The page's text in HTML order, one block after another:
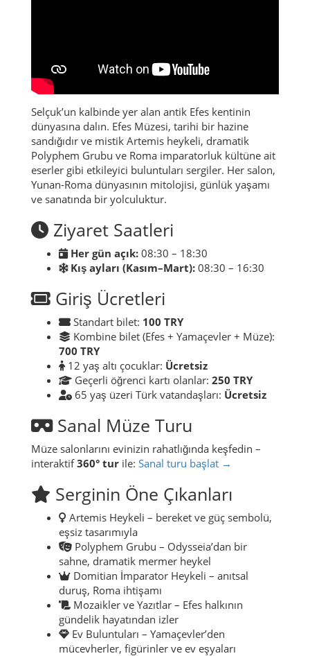
Selçuk’un kalbinde yer alan antik Efes kentinin
dünyasına dalın. Efes Müzesi, tarihi bir hazine
sandığıdır ve mistik Artemis heykeli, dramatik
Polyphem Grubu ve Roma imparatorluk kültüne ait
eserler gibi etkileyici buluntuları sergiler. Her salon,
Yunan-Roma dünyasının mitolojisi, günlük yaşamı
ve sanatında bir yolculuktur.
Ziyaret Saatleri
Her gün açık: 08:30 – 18:30
Kış ayları (Kasım–Mart): 08:30 – 16:30
Giriş Ücretleri
Standart bilet: 100 TRY
Kombine bilet (Efes + Yamaçevler + Müze):
700 TRY
12 yaş altı çocuklar: Ücretsiz
Geçerli öğrenci kartı olanlar: 250 TRY
65 yaş üzeri Türk vatandaşları: Ücretsiz
Sanal Müze Turu
Müze salonlarını evinizin rahatlığında keşfedin –
interaktif360° tur ile: Sanal turu başlat →
Serginin Öne Çıkanları
Artemis Heykeli – bereket ve güç sembolü,
eşsiz tasarımıyla
Polyphem Grubu – Odysseia’dan bir
sahne, dramatik mermer heykel
Domitian İmparator Heykeli – anıtsal
duruş, Roma ihtişamı
Mozaikler ve Yazıtlar – Efes halkının
gündelik hayatından izler
Ev Buluntuları – Yamaçevler’den
mücevherler, figürinler ve ev eşyaları